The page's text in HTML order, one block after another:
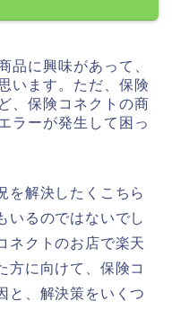
品に興味があって、
います。ただ、保険
、保険コネクトの商
ラーが発生して困っ
を解決したくこちら
いるのではないでし
ネクトのお店で楽天
方に向けて、保険コ
と、解決策をいくつ